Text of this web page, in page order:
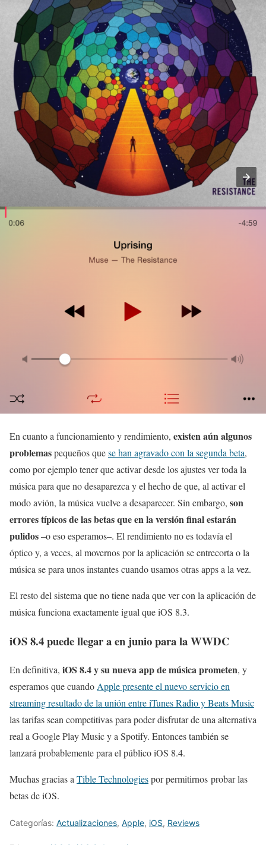
En cuanto a funcionamiento y rendimiento, existen aún algunos
problemaspequeños quese han agravado con la segunda beta,
como por ejemplo tener que activar desde los ajustes ver toda la
música para que no desaparezca y el hecho de que, al activar el
modo avión, la música vuelve a desaparecer. Sin embargo, son
errores típicos de las betas que en la versión final estarán
pulidos–o eso esperamos–. El rendimiento no es todavía el
óptico y, a veces, al movernos por la aplicación se entrecorta o la
música se para unos instantes cuando usamos otras apps a la vez.
El resto del sistema que no tiene nada que ver con la aplicación de
música funciona exactamente igual que iOS 8.3.
iOS 8.4 puede llegar a en junio para la WWDC
En definitiva, iOS 8.4 y su nueva app de música prometen, y
esperamos que cuandoApple presente el nuevo servicio en
streaming resultado de la unión entre iTunes Radio y Beats Music
las tarifas sean competitivas para poder disfrutar de una alternativa
real a Google Play Music y a Spotify. Entonces también se
lanzará probablemente para el público iOS 8.4.
Muchas gracias aTible Technologiespor permitirnos probar las
betas de iOS.
Categorías: Actualizaciones, Apple, iOS, Reviews